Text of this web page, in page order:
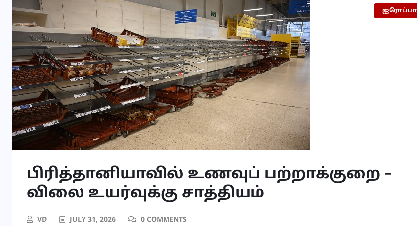
ஐரோப்பா
பிரித்தானியாவில் உணவுப் பற்றாக்குறை –
விலை உயர்வுக்கு சாத்தியம்
VD JULY 31, 2026 0 COMMENTS